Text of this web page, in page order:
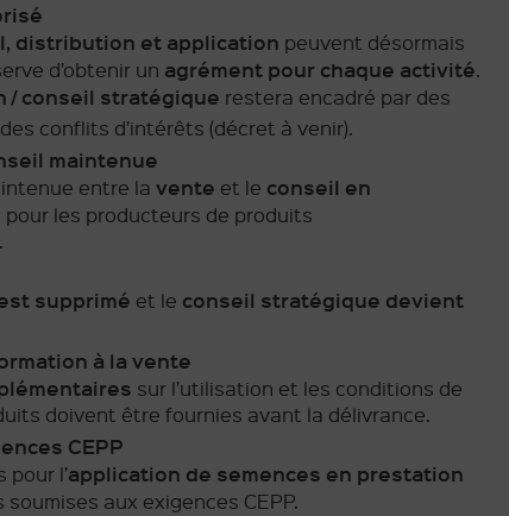
distribution et application peuvent désormais
d’obtenir un agrément pour chaque activité.
/ conseil stratégique restera encadré par des
conflits d’intérêts (décret à venir).
maintenue
entre la vente et le conseil en
pour les producteurs de produits
supprimé et le conseil stratégique devient
à la vente
sur l’utilisation et les conditions de
doivent être fournies avant la délivrance.
CEPP
l’application de semences en prestation
soumises aux exigences CEPP.